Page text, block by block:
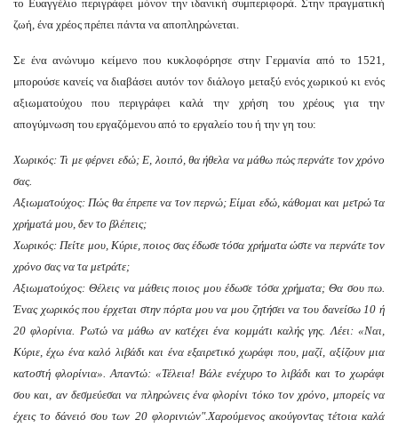
το Ευαγγέλιο περιγράφει μόνον την ιδανική συμπεριφορά. Στην πραγματική
ζωή, ένα χρέος πρέπει πάντα να αποπληρώνεται.
Σε ένα ανώνυμο κείμενο που κυκλοφόρησε στην Γερμανία από το 1521,
μπορούσε κανείς να διαβάσει αυτόν τον διάλογο μεταξύ ενός χωρικού κι ενός
αξιωματούχου που περιγράφει καλά την χρήση του χρέους για την
απογύμνωση του εργαζόμενου από το εργαλείο του ή την γη του:
Χωρικός: Τι με φέρνει εδώ; Ε, λοιπό, θα ήθελα να μάθω πώς περνάτε τον χρόνο
σας.
Αξιωματούχος: Πώς θα έπρεπε να τον περνώ; Είμαι εδώ, κάθομαι και μετρώ τα
χρήματά μου, δεν το βλέπεις;
Χωρικός: Πείτε μου, Κύριε, ποιος σας έδωσε τόσα χρήματα ώστε να περνάτε τον
χρόνο σας να τα μετράτε;
Αξιωματούχος: Θέλεις να μάθεις ποιος μου έδωσε τόσα χρήματα; Θα σου πω.
Ένας χωρικός που έρχεται στην πόρτα μου να μου ζητήσει να του δανείσω 10 ή
20 φλορίνια. Ρωτώ να μάθω αν κατέχει ένα κομμάτι καλής γης. Λέει:«Ναι,
Κύριε, έχω ένα καλό λιβάδι και ένα εξαιρετικό χωράφι που, μαζί, αξίζουν μια
κατοστή φλορίνια». Απαντώ: «Τέλεια!Βάλε ενέχυρο το λιβάδι και το χωράφι
σου και, αν δεσμεύεσαι να πληρώνεις ένα φλορίνι τόκο τον χρόνο, μπορείς να
έχεις το δάνειό σου των 20 φλορινιών".Χαρούμενος ακούγοντας τέτοια καλά